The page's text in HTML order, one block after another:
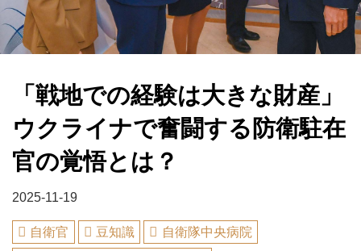
「戦地での経験は大きな財産」
ウクライナで奮闘する防衛駐在
官の覚悟とは？
2025-11-19
自衛官 豆知識
自衛隊中央病院